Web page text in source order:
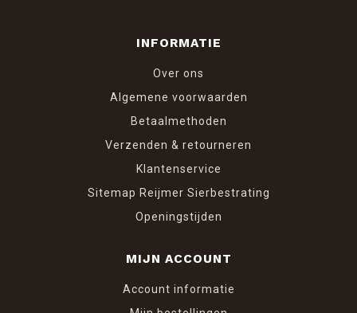
INFORMATIE
Over ons
Algemene voorwaarden
Betaalmethoden
Verzenden & retourneren
Klantenservice
Sitemap Reijmer Sierbestrating
Openingstijden
MIJN ACCOUNT
Account informatie